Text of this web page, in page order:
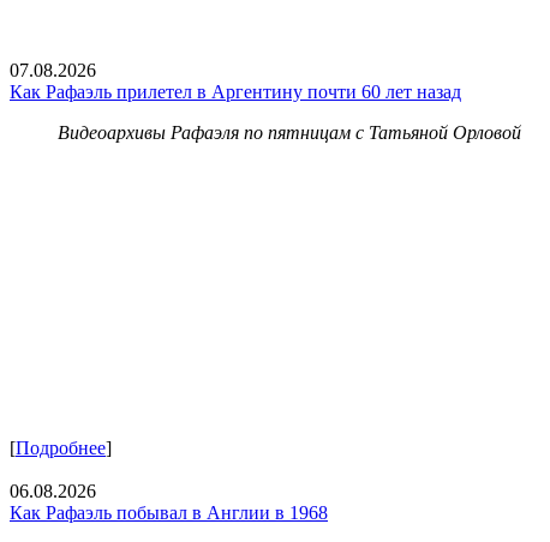
07.08.2026
Как Рафаэль прилетел в Аргентину почти 60 лет назад
Видеоархивы Рафаэля по пятницам с Татьяной Орловой
[Подробнее]
06.08.2026
Как Рафаэль побывал в Англии в 1968